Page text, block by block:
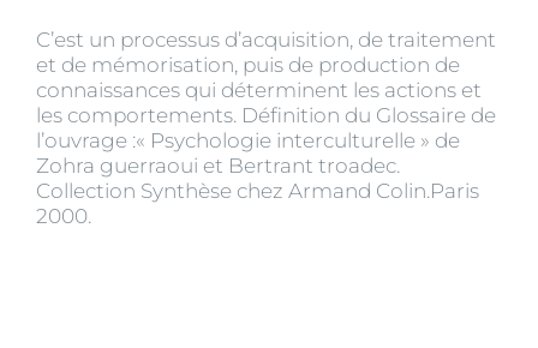
C’est un processus d’acquisition, de traitement
et de mémorisation, puis de production de
connaissances qui déterminent les actions et
les comportements. Définition du Glossaire de
l’ouvrage :« Psychologie interculturelle » de
Zohra guerraoui et Bertrant troadec.
Collection Synthèse chez Armand Colin.Paris
2000.